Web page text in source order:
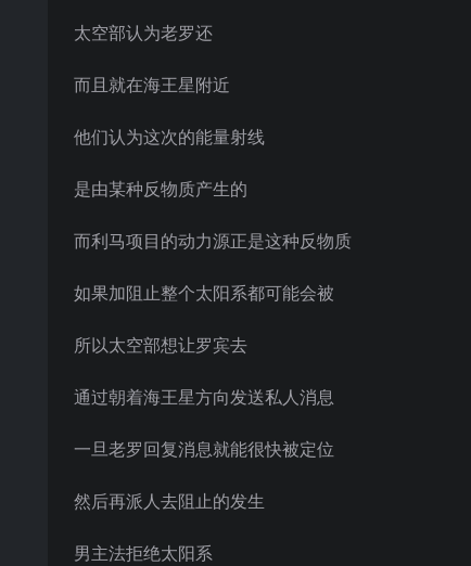
太空部认为老罗还
而且就在海王星附近
他们认为这次的能量射线
是由某种反物质产生的
而利马项目的动力源正是这种反物质
如果加阻止整个太阳系都可能会被
所以太空部想让罗宾去
通过朝着海王星方向发送私人消息
一旦老罗回复消息就能很快被定位
然后再派人去阻止的发生
男主法拒绝太阳系